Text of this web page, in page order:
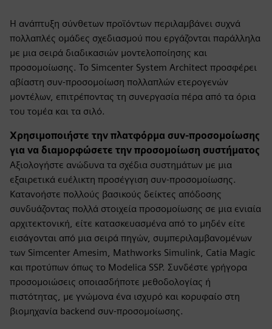
Η ανάπτυξη σύνθετων προϊόντων περιλαμβάνει συχνά
πολλαπλές ομάδες σχεδιασμού που εργάζονται παράλληλα
με μια σειρά διαδικασιών μοντελοποίησης και
προσομοίωσης. Το Simcenter System Architect προσφέρει
αβίαστη συν-προσομοίωση πολλαπλών ετερογενών
μοντέλων, επιτρέποντας τη συνεργασία πέρα από τα όρια
του τομέα και τα σιλό.
Χρησιμοποιήστε την πλατφόρμα συν-προσομοίωσης
για να διαμορφώσετε την προσομοίωση συστήματος
Αξιολογήστε ανώδυνα τα σχέδια συστημάτων με μια
εξαιρετικά ευέλικτη προσέγγιση συν-προσομοίωσης.
Κατανοήστε πολλούς βασικούς δείκτες απόδοσης
συνδυάζοντας πολλά στοιχεία προσομοίωσης σε μια ενιαία
αρχιτεκτονική, είτε κατασκευασμένα από το μηδέν είτε
εισάγονται από μια σειρά πηγών, συμπεριλαμβανομένων
των Simcenter Amesim, Mathworks Simulink, Catia Magic
και προτύπων όπως το Modelica SSP. Συνδέστε γρήγορα
προσομοιώσεις οποιασδήποτε μεθοδολογίας ή
πιστότητας, με γνώμονα ένα ισχυρό και κορυφαίο στη
βιομηχανία backend συν-προσομοίωσης.